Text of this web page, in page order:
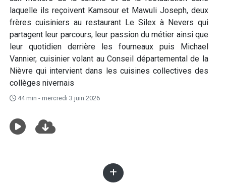
laquelle ils reçoivent Kamsour et Mawuli Joseph, deux
frères cuisiniers au restaurant Le Silex à Nevers qui
partagent leur parcours, leur passion du métier ainsi que
leur quotidien derrière les fourneaux puis Michael
Vannier, cuisinier volant au Conseil départemental de la
Nièvre qui intervient dans les cuisines collectives des
collèges nivernais
44 min - mercredi 3 juin 2026